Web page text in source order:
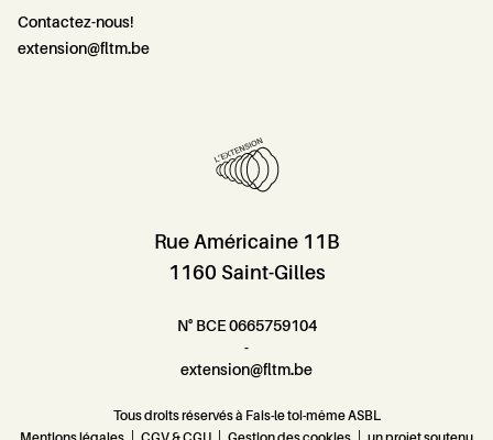
Contactez-nous!
extension@fltm.be
Rue Américaine 11B
1160 Saint-Gilles
N° BCE 0665759104
-
extension@fltm.be
Tous droits réservés à Fais-le toi-même ASBL